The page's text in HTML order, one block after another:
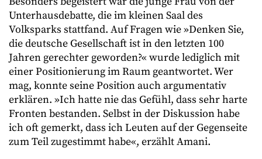
Unterhausdebatte, die im kleinen Saal des
Volksparks stattfand. Auf Fragen wie »Denken Sie,
die deutsche Gesellschaft ist in den letzten 100
Jahren gerechter geworden?« wurde lediglich mit
einer Positionierung im Raum geantwortet. Wer
mag, konnte seine Position auch argumentativ
erklären. »Ich hatte nie das Gefühl, dass sehr harte
Fronten bestanden. Selbst in der Diskussion habe
ich oft gemerkt, dass ich Leuten auf der Gegenseite
zum Teil zugestimmt habe«, erzählt Amani.